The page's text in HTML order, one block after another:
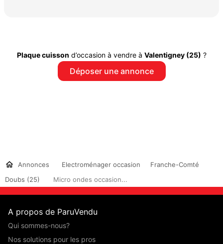
Plaque cuisson d’occasion à vendre à Valentigney (25) ?
Déposer une annonce
Annonces Electroménager occasion
Franche-Comté
Doubs (25)
Micro ondes occasion...
A propos de ParuVendu
Qui sommes-nous?
Nos solutions pour les pros